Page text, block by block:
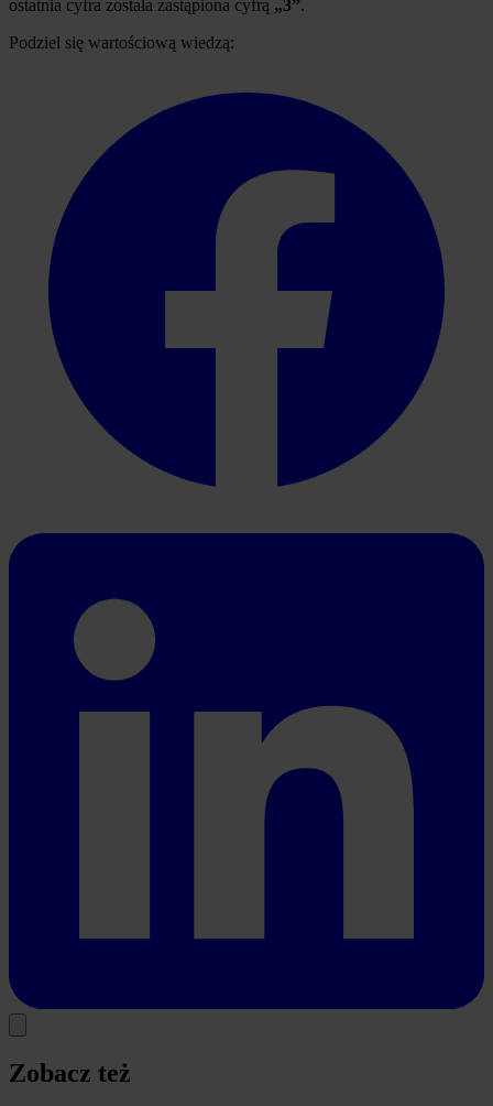
ostatnia cyfra została zastąpiona cyfrą „3”.
Podziel się wartościową wiedzą:
Zobacz też